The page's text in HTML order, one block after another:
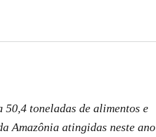
50,4 toneladas de alimentos e
Amazônia atingidas neste ano